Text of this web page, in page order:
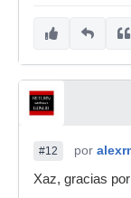
#12 por
Xaz, gracias